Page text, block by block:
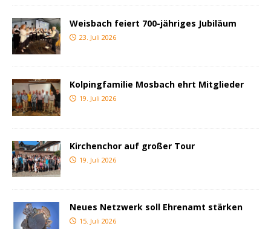
Weisbach feiert 700-jähriges Jubiläum
23. Juli 2026
Kolpingfamilie Mosbach ehrt Mitglieder
19. Juli 2026
Kirchenchor auf großer Tour
19. Juli 2026
Neues Netzwerk soll Ehrenamt stärken
15. Juli 2026